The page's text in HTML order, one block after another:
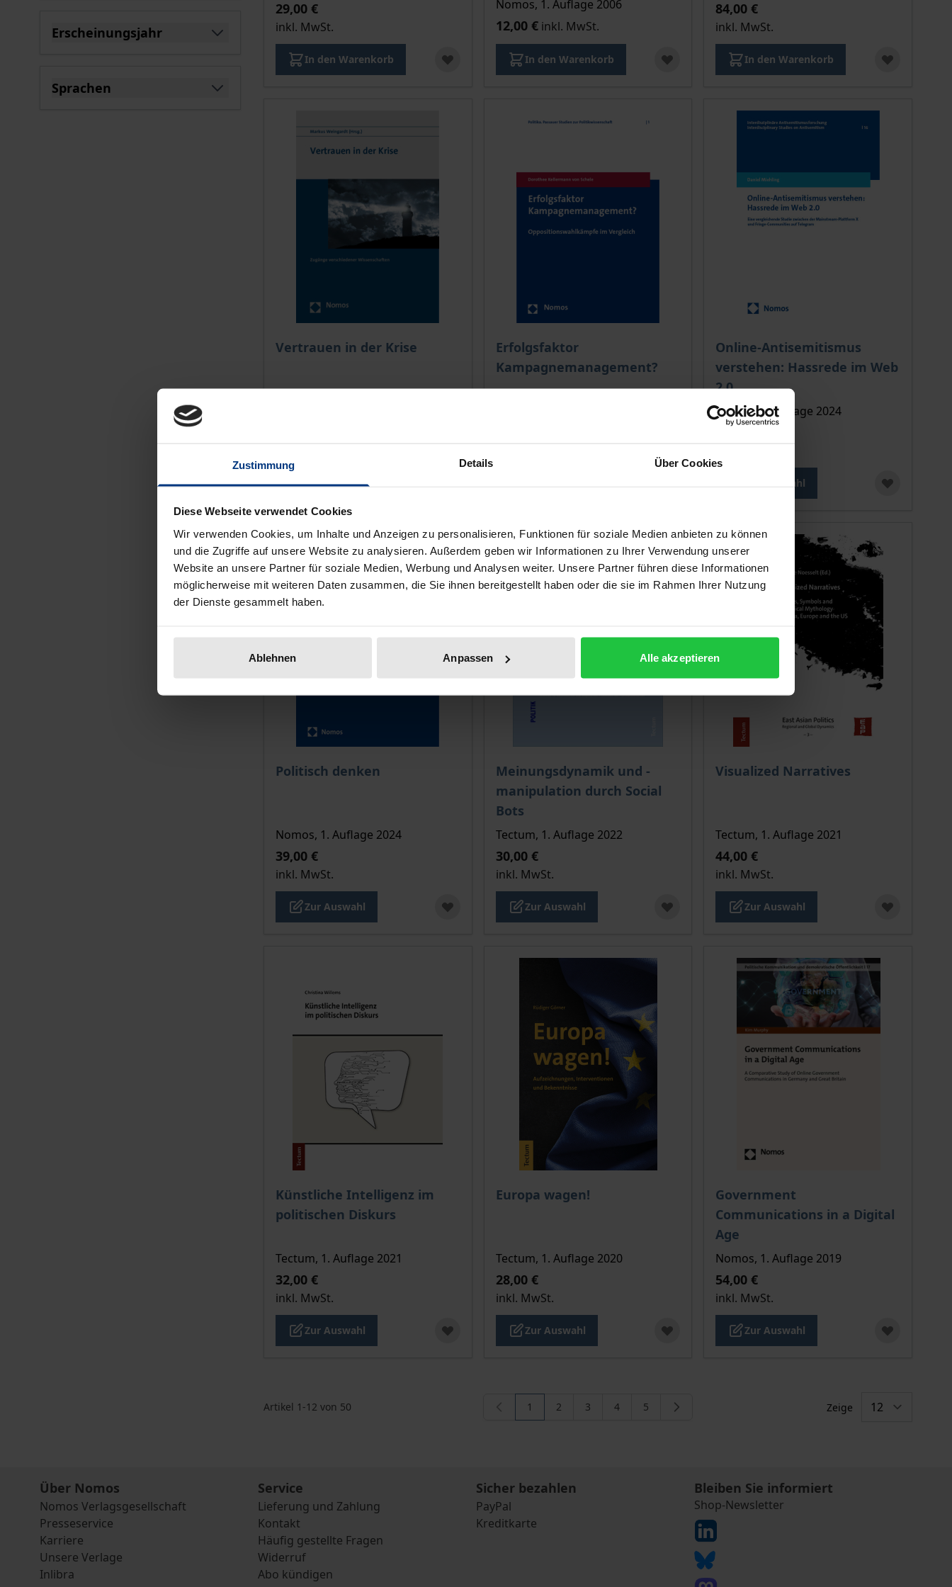
Zustimmung Details Über Cookies
Diese Webseite verwendet Cookies
Wir verwenden Cookies, um Inhalte und Anzeigen zu personalisieren, Funktionen für soziale Medien anbieten zu können
und die Zugriffe auf unsere Website zu analysieren. Außerdem geben wir Informationen zu Ihrer Verwendung unserer
Website an unsere Partner für soziale Medien, Werbung und Analysen weiter. Unsere Partner führen diese Informationen
möglicherweise mit weiteren Daten zusammen, die Sie ihnen bereitgestellt haben oder die sie im Rahmen Ihrer Nutzung
der Dienste gesammelt haben.
Ablehnen Anpassen Alle akzeptieren
Erscheinungsjahr
Sprachen
29,00 €
inkl. MwSt.
In den Warenkorb
Nomos, 1. Auflage 2006
12,00 € inkl. MwSt.
In den Warenkorb
84,00 €
inkl. MwSt.
In den Warenkorb
Vertrauen in der Krise
Der Preis dieses Titels richtet sich nach der gewählten Produktoption auf der Produktdetailseite
Zur Auswahl
Erfolgsfaktor
Kampagnemanagement?
Der Preis dieses Titels richtet sich nach der gewählten Produktoption auf der
Online-Antisemitismus
verstehen: Hassrede im Web
2.0
Der Preis dieses Titels richtet sich nach
Nomos, 1. Auflage 2024
94,00 €
Zur Auswahl
Politisch denken
Der Preis dieses Titels richtet sich nach der gewählten Produktoption auf der Produktdetailseite
Nomos, 1. Auflage 2024
39,00 €
inkl. MwSt.
Zur Auswahl
Meinungsdynamik und -
manipulation durch Social
Bots
Der Preis dieses Titels richtet sich nach der gewählten Produktoption auf der
Tectum, 1. Auflage 2022
30,00 €
inkl. MwSt.
Zur Auswahl
Visualized Narratives
Der Preis dieses Titels richtet sich nach
Tectum, 1. Auflage 2021
44,00 €
inkl. MwSt.
Zur Auswahl
Künstliche Intelligenz im
politischen Diskurs
Der Preis dieses Titels richtet sich nach der gewählten Produktoption auf der Produktdetailseite
Tectum, 1. Auflage 2021
32,00 €
inkl. MwSt.
Zur Auswahl
Europa wagen!
Der Preis dieses Titels richtet sich nach der gewählten Produktoption auf der
Tectum, 1. Auflage 2020
28,00 €
inkl. MwSt.
Zur Auswahl
Government
Communications in a Digital
Age
Der Preis dieses Titels richtet sich nach
Nomos, 1. Auflage 2019
54,00 €
inkl. MwSt.
Zur Auswahl
Artikel 1 -12 von 50 Sie lesen gerade die Seite
1 Seite
2 Seite
3 Seite
4 Seite
5 Zeige
Über Nomos
Nomos Verlagsgesellschaft
Presseservice
Karriere
Unsere Verlage
Inlibra
Service
Lieferung und Zahlung
Kontakt
Häufig gestellte Fragen
Widerruf
Abo kündigen
Sicher bezahlen
PayPal
Kreditkarte
Bleiben Sie informiert
Shop-Newsletter